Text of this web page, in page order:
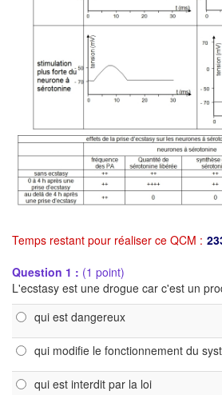
Temps restant pour réaliser ce QCM :
Question 1 : (1 point)
L'ecstasy est une drogue car c'est un
qui est dangereux
qui modifie le fonctionnement du
qui est interdit par la loi